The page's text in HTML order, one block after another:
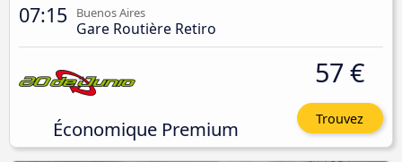
07:15 Buenos Aires
Gare Routière Retiro
Économique Premium
57 €
Trouvez